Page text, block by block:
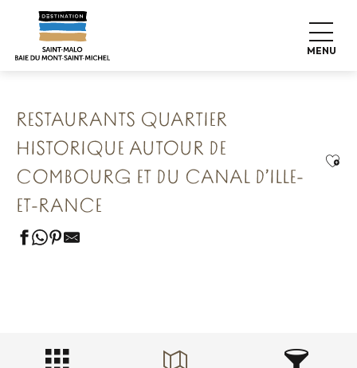
contenu
MENU
Accueil
Nos 8 trésors préservés
Combourg La Forteresse Romantique
Restaurants quartier historique autour de Combourg et du
Canal d’Ille-et-Rance
RESTAURANTS QUARTIER
HISTORIQUE AUTOUR DE
COMBOURG ET DU CANAL D’ILLE-
ET-RANCE